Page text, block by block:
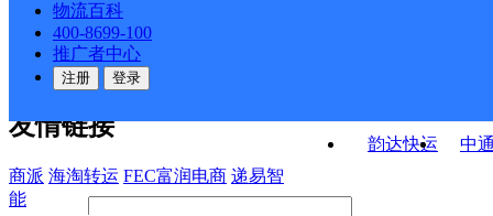
物流百科
400-8699-100
推广者中心
注册 登录
韵达快运
中
公司介绍 企业动态
合作伙伴 快递鸟接口服务协议
户隐私政策
友情链接
商派 海淘转运 FEC富润电商 递易智
能